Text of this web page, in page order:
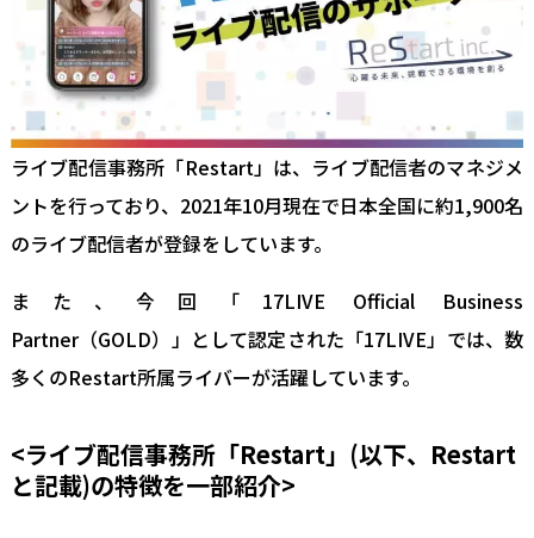
ライブ配信事務所「Restart」は、ライブ配信者のマネジメ
ントを行っており、2021年10月現在で日本全国に約1,900名
のライブ配信者が登録をしています。
また、今回「17LIVE Official Business
Partner（GOLD）」として認定された「17LIVE」では、数
多くのRestart所属ライバーが活躍しています。
<ライブ配信事務所「Restart」(以下、Restart
と記載)の特徴を一部紹介>